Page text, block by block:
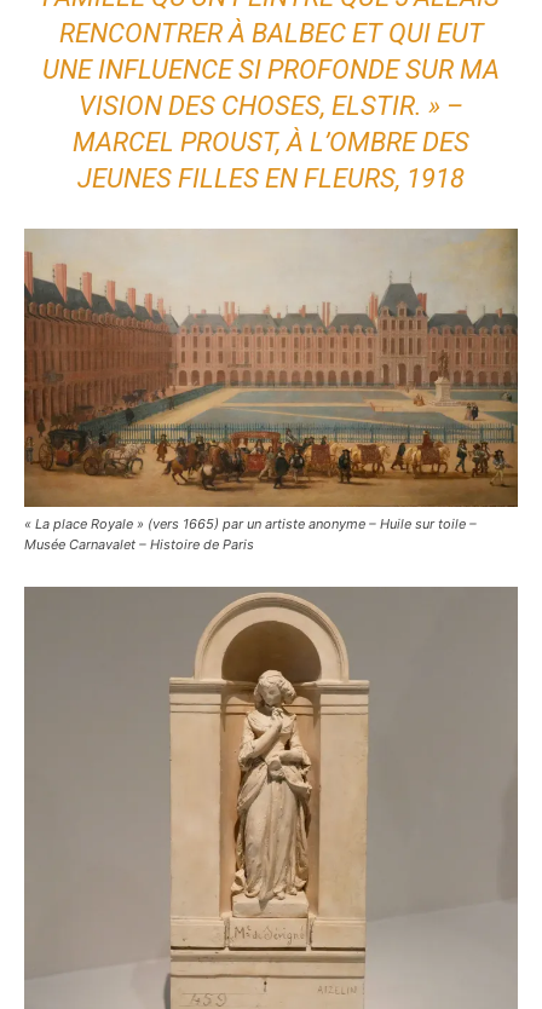
RENCONTRER À BALBEC ET QUI EUT
UNE INFLUENCE SI PROFONDE SUR MA
VISION DES CHOSES, ELSTIR. » –
MARCEL PROUST, À L’OMBRE DES
JEUNES FILLES EN FLEURS, 1918
« La place Royale » (vers 1665) par un artiste anonyme – Huile sur toile –
Musée Carnavalet – Histoire de Paris